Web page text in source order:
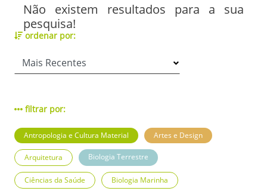
Não existem resultados para a sua
pesquisa!
ordenar por:
filtrar por:
Antropologia e Cultura Material Artes e Design
Arquitetura Biologia Terrestre
Ciências da Saúde Biologia Marinha